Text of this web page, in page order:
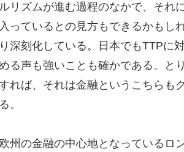
リズムが進む過程のなかで、それ
っているとの見方もできるかもし
深刻化している。日本でもTTPに
る声も強いことも確かである。と
れば、それは金融というこちらも
。
州の金融の中心地となっているロ